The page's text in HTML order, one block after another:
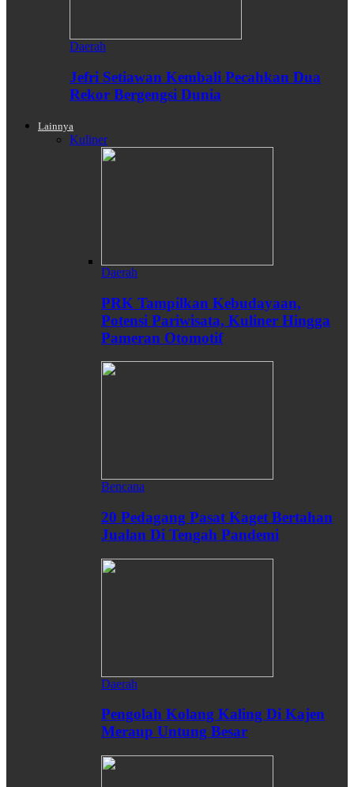
Daerah
Jefri Setiawan Kembali Pecahkan Dua
Rekor Bergengsi Dunia
Lainnya
Kuliner
Daerah
PRK Tampilkan Kebudayaan,
Potensi Pariwisata, Kuliner Hingga
Pameran Otomotif
Bencana
20 Pedagang Pasat Kaget Bertahan
Jualan Di Tengah Pandemi
Daerah
Pengolah Kolang Kaling Di Kajen
Meraup Untung Besar